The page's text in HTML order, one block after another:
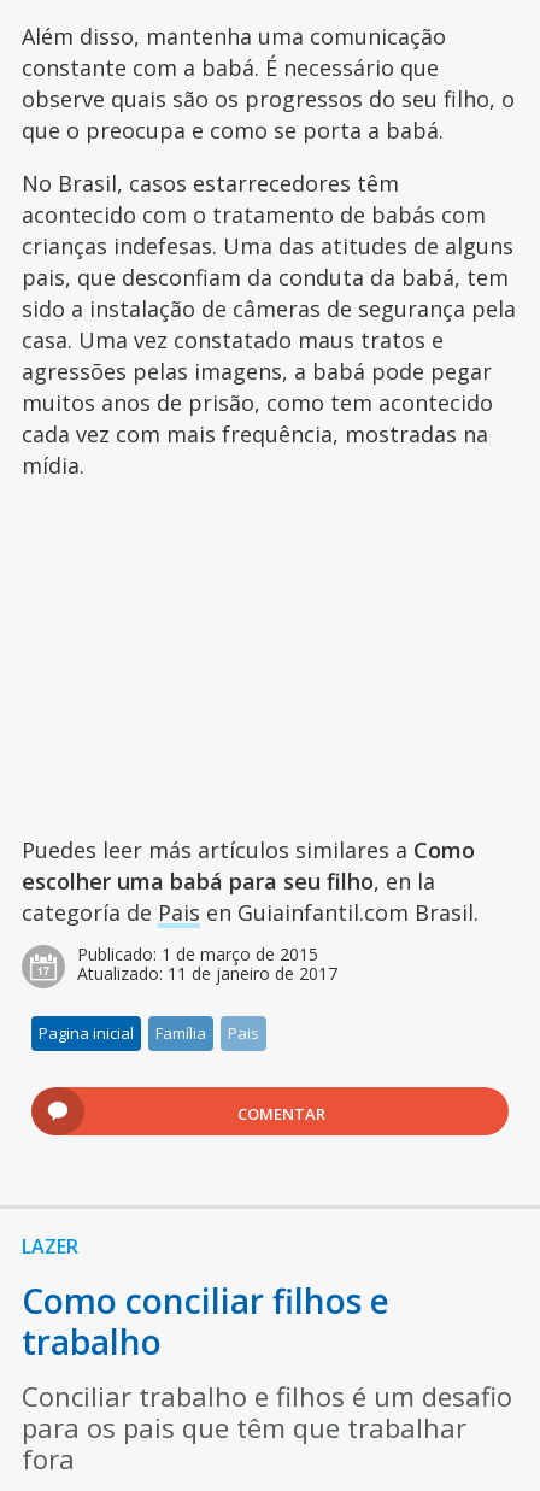
Além disso, mantenha uma comunicação
constante com a babá. É necessário que
observe quais são os progressos do seu filho, o
que o preocupa e como se porta a babá.
No Brasil, casos estarrecedores têm
acontecido com o tratamento de babás com
crianças indefesas. Uma das atitudes de alguns
pais, que desconfiam da conduta da babá, tem
sido a instalação de câmeras de segurança pela
casa. Uma vez constatado maus tratos e
agressões pelas imagens, a babá pode pegar
muitos anos de prisão, como tem acontecido
cada vez com mais frequência, mostradas na
mídia.
Puedes leer más artículos similares a Como
escolher uma babá para seu filho, en la
categoría de Pais en Guiainfantil.com Brasil.
Publicado: 1 de março de 2015
Atualizado: 11 de janeiro de 2017
Pagina inicial Família Pais
COMENTAR
LAZER
Como conciliar filhos e
trabalho
Conciliar trabalho e filhos é um desafio
para os pais que têm que trabalhar
fora